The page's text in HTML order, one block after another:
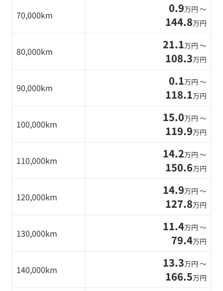
70,000km 0.9万円 〜
144.8万円
80,000km 21.1万円 〜
108.3万円
90,000km 0.1万円 〜
118.1万円
100,000km 15.0万円 〜
119.9万円
110,000km 14.2万円 〜
150.6万円
120,000km 14.9万円 〜
127.8万円
130,000km 11.4万円 〜
79.4万円
140,000km 13.3万円 〜
166.5万円